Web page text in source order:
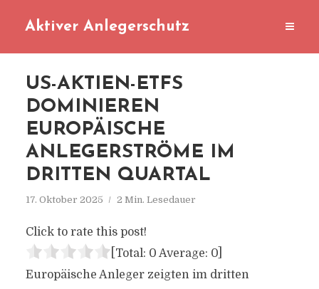
Aktiver Anlegerschutz
US-AKTIEN-ETFS
DOMINIEREN
EUROPÄISCHE
ANLEGERSTRÖME IM
DRITTEN QUARTAL
17. Oktober 2025 2 Min. Lesedauer
Click to rate this post!
[Total: 0 Average: 0]
Europäische Anleger zeigten im dritten